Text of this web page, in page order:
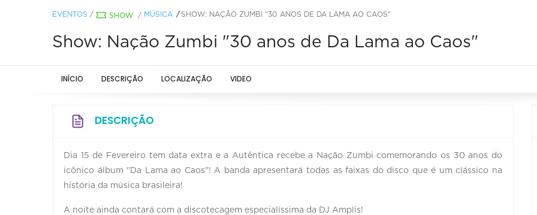
EVENTOS / SHOW / MÚSICA SHOW: NAÇÃO ZUMBI "30 ANOS DE DA LAMA AO CAOS"
Show: Nação Zumbi "30 anos de Da Lama ao Caos"
INÍCIO DESCRIÇÃO LOCALIZAÇÃO VIDEO
DESCRIÇÃO
Dia 15 de Fevereiro tem data extra e a Autêntica recebe a Nação Zumbi comemorando os 30 anos do
icônico álbum "Da Lama ao Caos"! A banda apresentará todas as faixas do disco que é um clássico na
história da música brasileira!
A noite ainda contará com a discotecagem especialíssima da DJ Amplis!